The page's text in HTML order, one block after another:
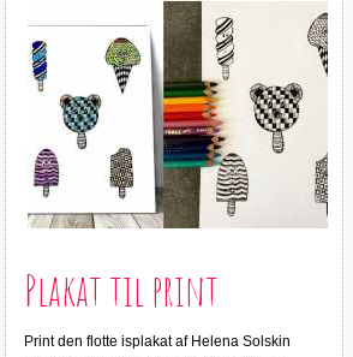
Plakat til print
Print den flotte isplakat af Helena Solskin